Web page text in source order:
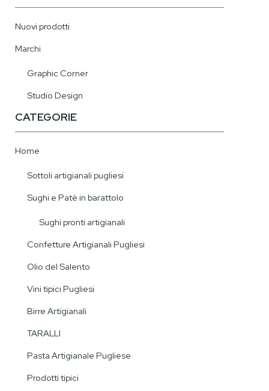
Nuovi prodotti
Marchi
Graphic Corner
Studio Design
CATEGORIE
Home
Sottoli artigianali pugliesi
Sughi e Patè in barattolo
Sughi pronti artigianali
Confetture Artigianali Pugliesi
Olio del Salento
Vini tipici Pugliesi
Birre Artigianali
TARALLI
Pasta Artigianale Pugliese
Prodotti tipici